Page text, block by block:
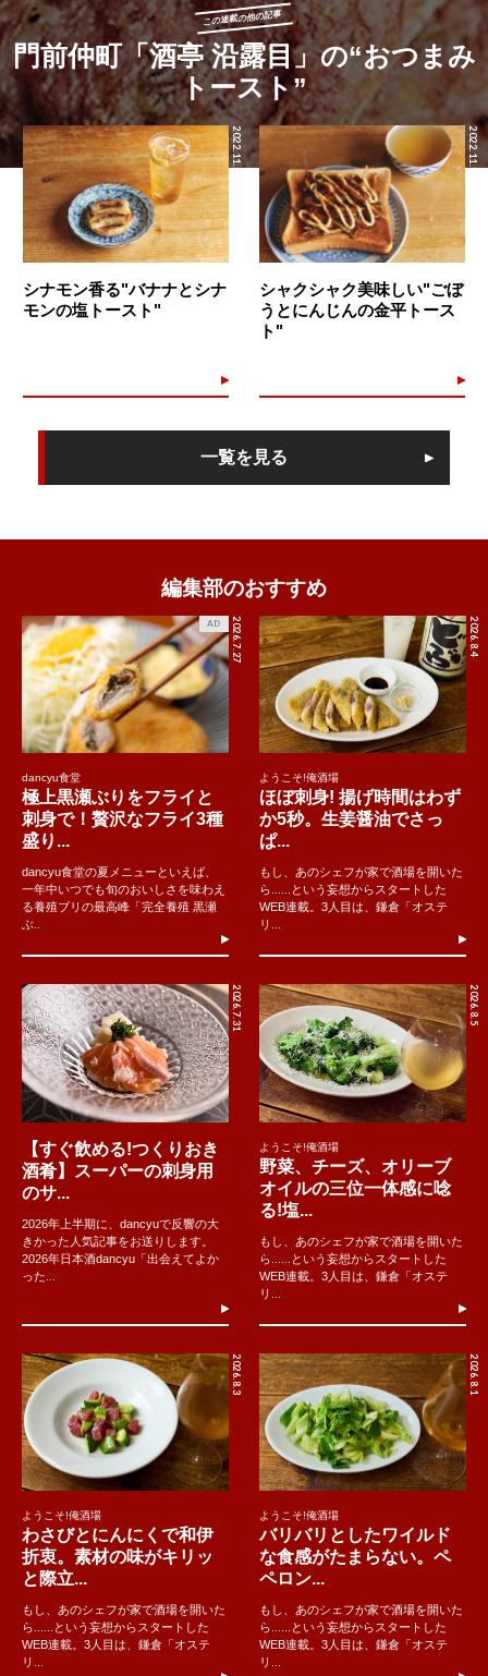
この連載の他の記事
門前仲町「酒亭 沿露目」の“おつまみ
トースト”
2022.11.03
シナモン香る"バナナとシナ
モンの塩トースト"
2022.11.01
シャクシャク美味しい"ごぼ
うとにんじんの金平トース
ト"
一覧を見る
編集部のおすすめ
2026.7.27
AD
dancyu食堂
極上黒瀬ぶりをフライと
刺身で！贅沢なフライ3種
盛り...
dancyu食堂の夏メニューといえば、
一年中いつでも旬のおいしさを味わえ
る養殖ブリの最高峰「完全養殖 黒瀬
ぶ..
2026.8.4
ようこそ!俺酒場
ほぼ刺身! 揚げ時間はわず
か5秒。生姜醤油でさっ
ぱ...
もし、あのシェフが家で酒場を開いた
ら......という妄想からスタートした
WEB連載。3人目は、鎌倉「オステ
リ...
2026.7.31
【すぐ飲める!つくりおき
酒肴】スーパーの刺身用
のサ...
2026年上半期に、dancyuで反響の大
きかった人気記事をお送りします。
2026年日本酒dancyu「出会えてよか
った...
2026.8.5
ようこそ!俺酒場
野菜、チーズ、オリーブ
オイルの三位一体感に唸
る!塩...
もし、あのシェフが家で酒場を開いた
ら......という妄想からスタートした
WEB連載。3人目は、鎌倉「オステ
リ...
2026.8.3
ようこそ!俺酒場
わさびとにんにくで和伊
折衷。素材の味がキリッ
と際立...
もし、あのシェフが家で酒場を開いた
ら......という妄想からスタートした
WEB連載。3人目は、鎌倉「オステ
リ...
2026.8.1
ようこそ!俺酒場
バリバリとしたワイルド
な食感がたまらない。ペ
ペロン...
もし、あのシェフが家で酒場を開いた
ら......という妄想からスタートした
WEB連載。3人目は、鎌倉「オステ
リ...